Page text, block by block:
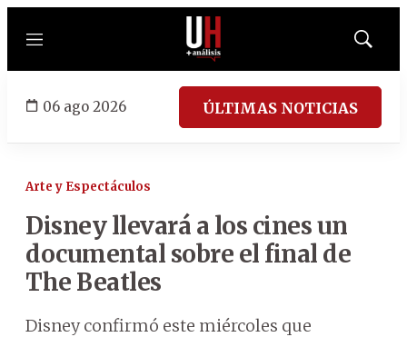
Menú
Mostrar
06 ago 2026 ÚLTIMAS NOTICIAS
Arte y Espectáculos
Disney llevará a los cines un
documental sobre el final de
The Beatles
Disney confirmó este miércoles que